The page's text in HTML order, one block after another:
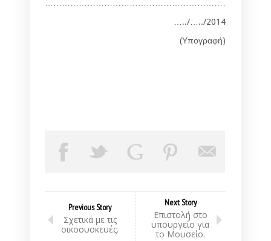
…../…../2014
(Υπογραφή)
Previous Story
Σχετικά με τις
οικοσυσκευές.
Next Story
Επιστολή στο
υπουργείο για
το Μουσείο.